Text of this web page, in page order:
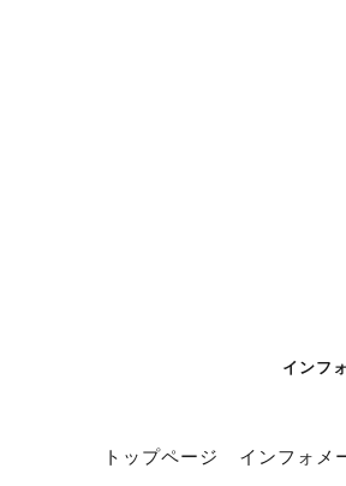
インフ
トップページ インフォメ